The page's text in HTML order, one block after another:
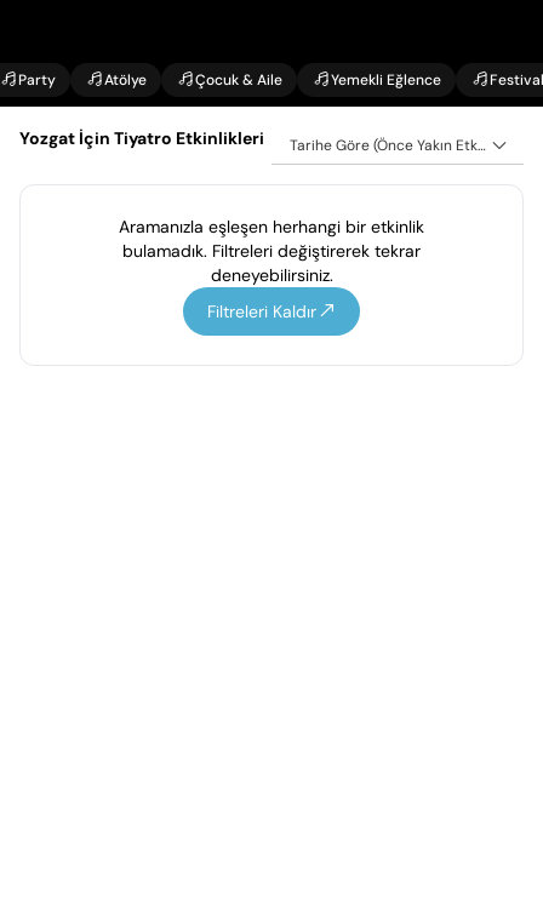
Party Atölye Çocuk & Aile Yemekli Eğlence Festival
Yozgat İçin Tiyatro Etkinlikleri Tarihe Göre (Önce Yakın Etkinlikler)
Aramanızla eşleşen herhangi bir etkinlik
bulamadık. Filtreleri değiştirerek tekrar
deneyebilirsiniz.
Filtreleri Kaldır